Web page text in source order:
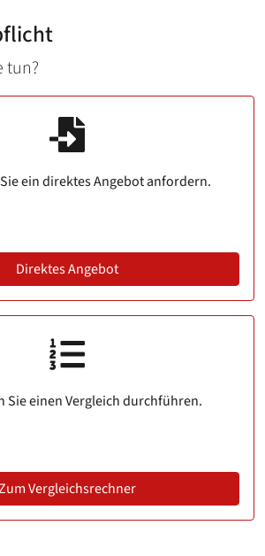
tun?
ein direktes Angebot anfordern.
Direktes Angebot
Sie einen Vergleich durchführen.
Vergleichsrechner